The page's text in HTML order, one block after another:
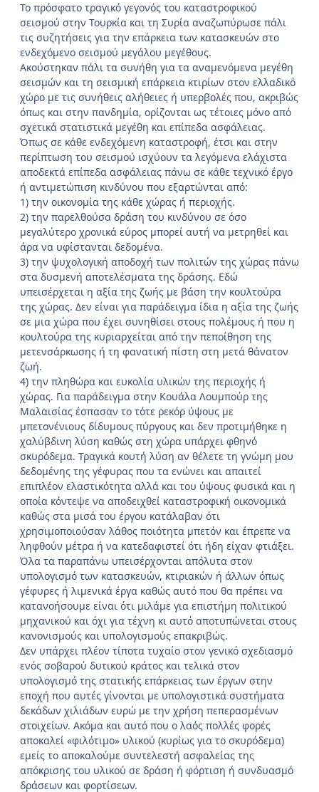
Το πρόσφατο τραγικό γεγονός του καταστροφικού
σεισμού στην Τουρκία και τη Συρία αναζωπύρωσε πάλι
τις συζητήσεις για την επάρκεια των κατασκευών στο
ενδεχόμενο σεισμού μεγάλου μεγέθους.
Ακούστηκαν πάλι τα συνήθη για τα αναμενόμενα μεγέθη
σεισμών και τη σεισμική επάρκεια κτιρίων στον ελλαδικό
χώρο με τις συνήθεις αλήθειες ή υπερβολές που, ακριβώς
όπως και στην πανδημία, ορίζονται ως τέτοιες μόνο από
σχετικά στατιστικά μεγέθη και επίπεδα ασφάλειας.
Όπως σε κάθε ενδεχόμενη καταστροφή, έτσι και στην
περίπτωση του σεισμού ισχύουν τα λεγόμενα ελάχιστα
αποδεκτά επίπεδα ασφάλειας πάνω σε κάθε τεχνικό έργο
ή αντιμετώπιση κινδύνου που εξαρτώνται από:
1) την οικονομία της κάθε χώρας ή περιοχής.
2) την παρελθούσα δράση του κινδύνου σε όσο
μεγαλύτερο χρονικά εύρος μπορεί αυτή να μετρηθεί και
άρα να υφίστανται δεδομένα.
3) την ψυχολογική αποδοχή των πολιτών της χώρας πάνω
στα δυσμενή αποτελέσματα της δράσης. Εδώ
υπεισέρχεται η αξία της ζωής με βάση την κουλτούρα
της χώρας. Δεν είναι για παράδειγμα ίδια η αξία της ζωής
σε μια χώρα που έχει συνηθίσει στους πολέμους ή που η
κουλτούρα της κυριαρχείται από την πεποίθηση της
μετενσάρκωσης ή τη φανατική πίστη στη μετά θάνατον
ζωή.
4) την πληθώρα και ευκολία υλικών της περιοχής ή
χώρας. Για παράδειγμα στην Κουάλα Λουμπούρ της
Μαλαισίας έσπασαν το τότε ρεκόρ ύψους με
μπετονένιους δίδυμους πύργους και δεν προτιμήθηκε η
χαλύβδινη λύση καθώς στη χώρα υπάρχει φθηνό
σκυρόδεμα. Τραγικά κουτή λύση αν θέλετε τη γνώμη μου
δεδομένης της γέφυρας που τα ενώνει και απαιτεί
επιπλέον ελαστικότητα αλλά και του ύψους φυσικά και η
οποία κόντεψε να αποδειχθεί καταστροφική οικονομικά
καθώς στα μισά του έργου κατάλαβαν ότι
χρησιμοποιούσαν λάθος ποιότητα μπετόν και έπρεπε να
ληφθούν μέτρα ή να κατεδαφιστεί ότι ήδη είχαν φτιάξει.
Όλα τα παραπάνω υπεισέρχονται απόλυτα στον
υπολογισμό των κατασκευών, κτιριακών ή άλλων όπως
γέφυρες ή λιμενικά έργα καθώς αυτό που θα πρέπει να
κατανοήσουμε είναι ότι μιλάμε για επιστήμη πολιτικού
μηχανικού και όχι για τέχνη κι αυτό αποτυπώνεται στους
κανονισμούς και υπολογισμούς επακριβώς.
Δεν υπάρχει πλέον τίποτα τυχαίο στον γενικό σχεδιασμό
ενός σοβαρού δυτικού κράτος και τελικά στον
υπολογισμό της στατικής επάρκειας των έργων στην
εποχή που αυτές γίνονται με υπολογιστικά συστήματα
δεκάδων χιλιάδων ευρώ με την χρήση πεπερασμένων
στοιχείων. Ακόμα και αυτό που ο λαός πολλές φορές
αποκαλεί «φιλότιμο» υλικού (κυρίως για το σκυρόδεμα)
εμείς το αποκαλούμε συντελεστή ασφαλείας της
απόκρισης του υλικού σε δράση ή φόρτιση ή συνδυασμό
δράσεων και φορτίσεων.